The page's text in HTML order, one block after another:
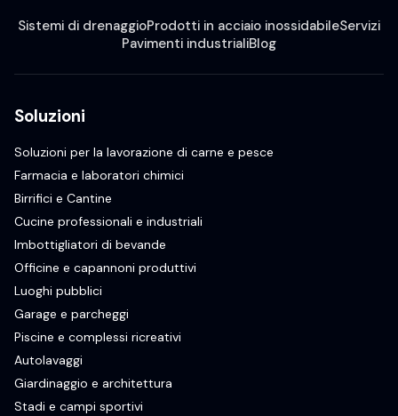
Sistemi di drenaggioProdotti in acciaio inossidabileServizi
Pavimenti industrialiBlog
Soluzioni
Soluzioni per la lavorazione di carne e pesce
Farmacia e laboratori chimici
Birrifici e Cantine
Cucine professionali e industriali
Imbottigliatori di bevande
Officine e capannoni produttivi
Luoghi pubblici
Garage e parcheggi
Piscine e complessi ricreativi
Autolavaggi
Giardinaggio e architettura
Stadi e campi sportivi